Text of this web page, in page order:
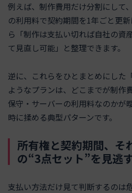
例えば、制作費用だけ分割にして
の利用料で契約期間を1年ごと更
ら「制作は支払い切れば自社の資
て見直し可能」と整理できます。
逆に、これらをひとまとめにし
ようなプランは、どこまでが制作
保守・サーバーの利用料なのかが
時に揉める典型パターンです。
所有権と契約期間、そ
の“3点セット”を見逃
支払い方法だけ見て判断するのは